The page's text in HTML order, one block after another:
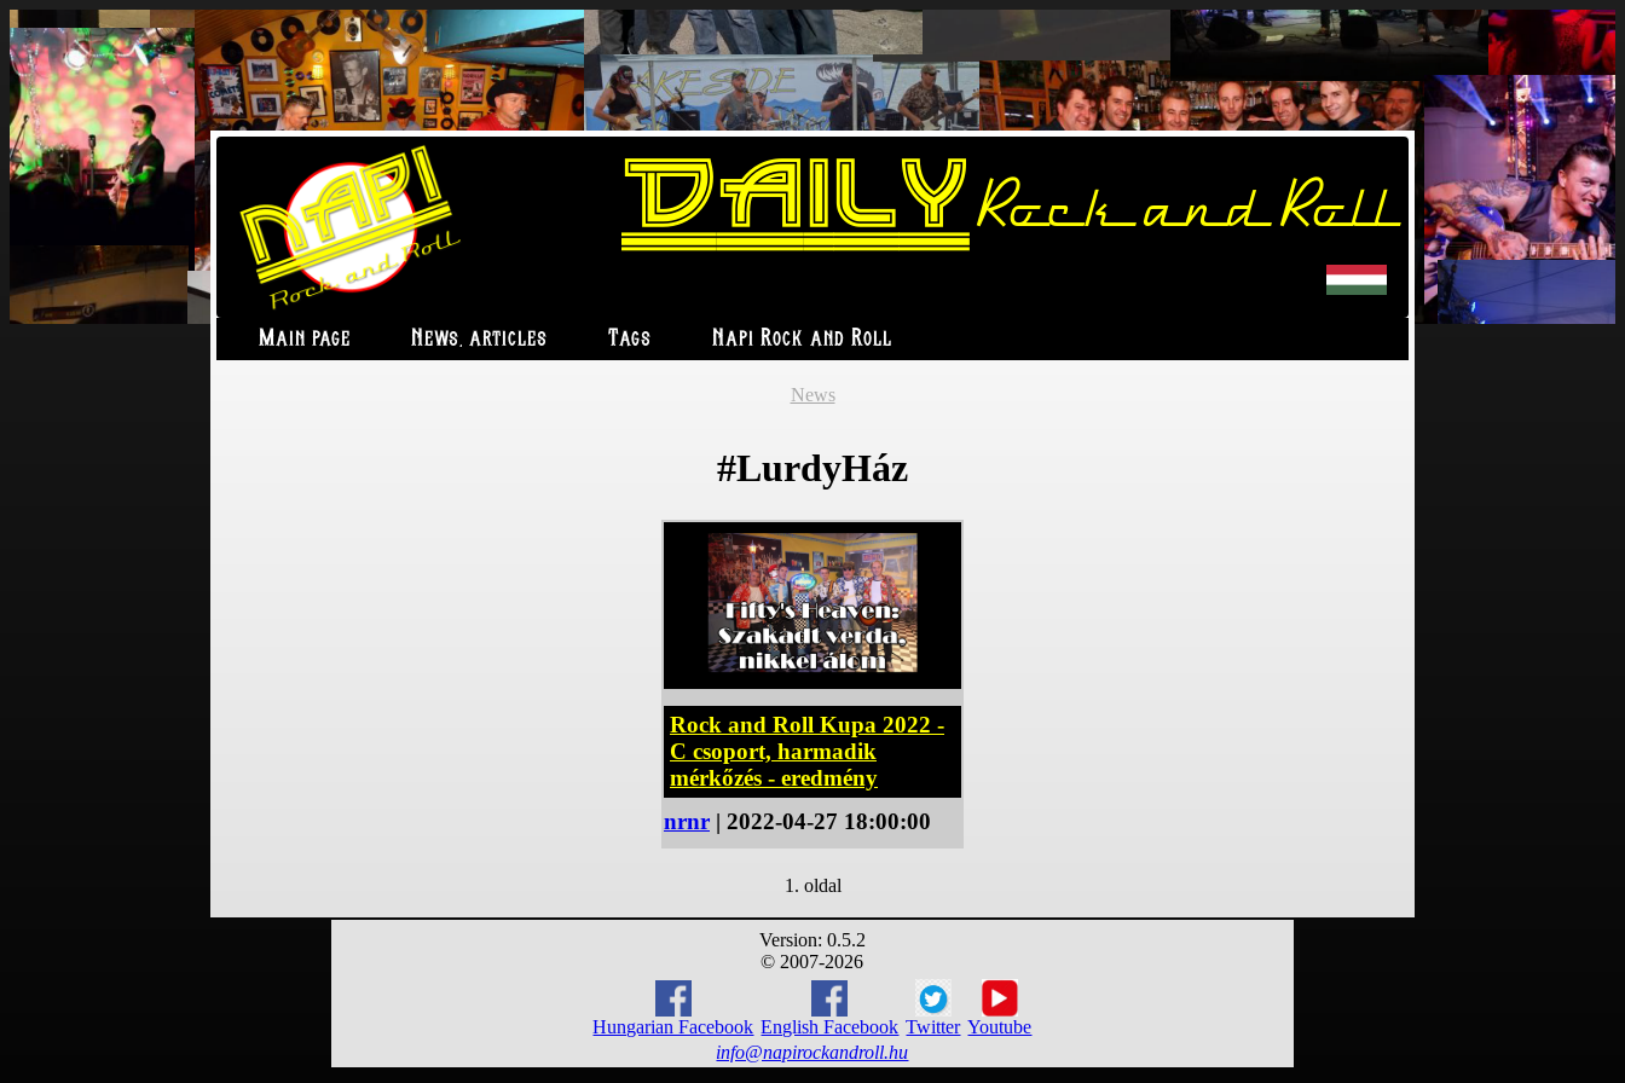
DailyRock and Roll
Main page News, articles Tags Napi Rock and Roll
News
#LurdyHáz
Rock and Roll Kupa 2022 -
C csoport, harmadik
mérkőzés - eredmény
nrnr | 2022-04-27 18:00:00
1. oldal
Version: 0.5.2
© 2007-2026
Hungarian Facebook English Facebook Twitter Youtube
info@napirockandroll.hu